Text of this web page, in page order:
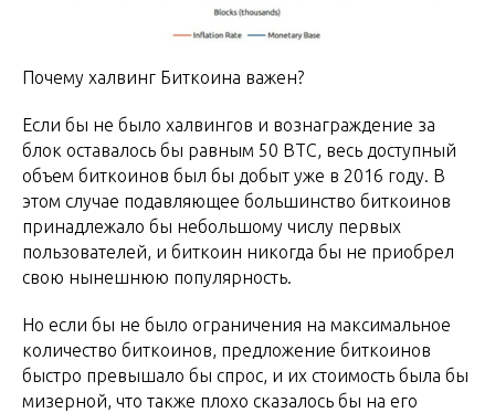
Почему халвинг Биткоина важен?
Если бы не было халвингов и вознаграждение за
блок оставалось бы равным 50 BTC, весь доступный
объем биткоинов был бы добыт уже в 2016 году. В
этом случае подавляющее большинство биткоинов
принадлежало бы небольшому числу первых
пользователей, и биткоин никогда бы не приобрел
свою нынешнюю популярность.
Но если бы не было ограничения на максимальное
количество биткоинов, предложение биткоинов
быстро превышало бы спрос, и их стоимость была бы
мизерной, что также плохо сказалось бы на его